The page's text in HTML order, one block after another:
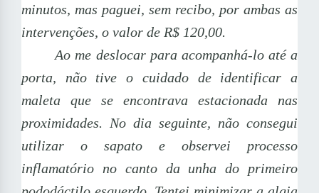
minutos, mas paguei, sem recibo, por ambas as
intervenções, o valor de R$ 120,00.
Ao me deslocar para acompanhá-lo até a
porta, não tive o cuidado de identificar a
maleta que se encontrava estacionada nas
proximidades. No dia seguinte, não consegui
utilizar o sapato e observei processo
inflamatório no canto da unha do primeiro